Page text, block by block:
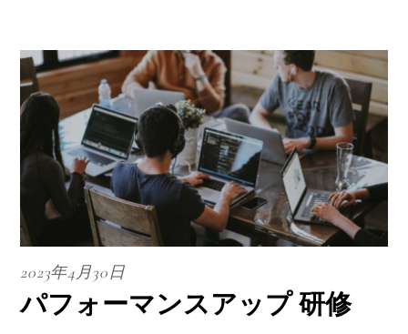
2023年4月30日
パフォーマンスアップ 研修